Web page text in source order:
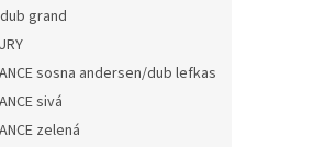
grand
sosna andersen/dub lefkas
sivá
zelená